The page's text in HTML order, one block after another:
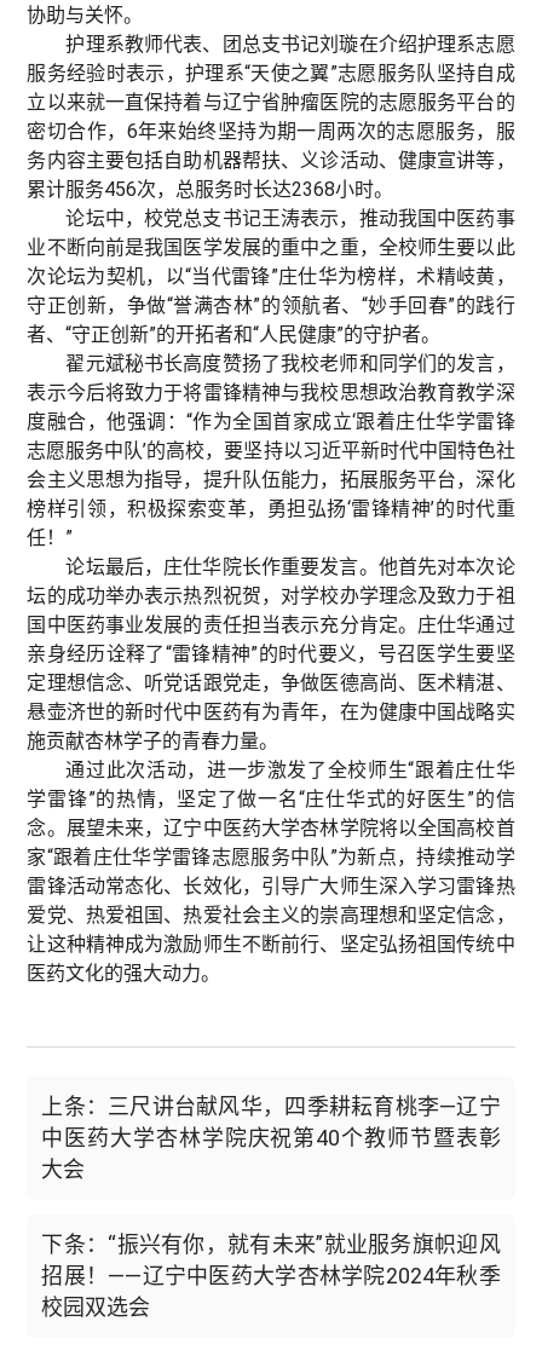
协助与关怀。
护理系教师代表、团总支书记刘璇在介绍护理系志愿
服务经验时表示，护理系“天使之翼”志愿服务队坚持自成
立以来就一直保持着与辽宁省肿瘤医院的志愿服务平台的
密切合作，6年来始终坚持为期一周两次的志愿服务，服
务内容主要包括自助机器帮扶、义诊活动、健康宣讲等，
累计服务456次，总服务时长达2368小时。
论坛中，校党总支书记王涛表示，推动我国中医药事
业不断向前是我国医学发展的重中之重，全校师生要以此
次论坛为契机，以“当代雷锋”庄仕华为榜样，术精岐黄，
守正创新，争做“誉满杏林”的领航者、“妙手回春”的践行
者、“守正创新”的开拓者和“人民健康”的守护者。
翟元斌秘书长高度赞扬了我校老师和同学们的发言，
表示今后将致力于将雷锋精神与我校思想政治教育教学深
度融合，他强调：“作为全国首家成立‘跟着庄仕华学雷锋
志愿服务中队’的高校，要坚持以习近平新时代中国特色社
会主义思想为指导，提升队伍能力，拓展服务平台，深化
榜样引领，积极探索变革，勇担弘扬‘雷锋精神’的时代重
任！”
论坛最后，庄仕华院长作重要发言。他首先对本次论
坛的成功举办表示热烈祝贺，对学校办学理念及致力于祖
国中医药事业发展的责任担当表示充分肯定。庄仕华通过
亲身经历诠释了“雷锋精神”的时代要义，号召医学生要坚
定理想信念、听党话跟党走，争做医德高尚、医术精湛、
悬壶济世的新时代中医药有为青年，在为健康中国战略实
施贡献杏林学子的青春力量。
通过此次活动，进一步激发了全校师生“跟着庄仕华
学雷锋”的热情，坚定了做一名“庄仕华式的好医生”的信
念。展望未来，辽宁中医药大学杏林学院将以全国高校首
家“跟着庄仕华学雷锋志愿服务中队”为新点，持续推动学
雷锋活动常态化、长效化，引导广大师生深入学习雷锋热
爱党、热爱祖国、热爱社会主义的崇高理想和坚定信念，
让这种精神成为激励师生不断前行、坚定弘扬祖国传统中
医药文化的强大动力。
上条：三尺讲台献风华，四季耕耘育桃李—辽宁
中医药大学杏林学院庆祝第40个教师节暨表彰
大会
下条：“振兴有你，就有未来”就业服务旗帜迎风
招展！——辽宁中医药大学杏林学院2024年秋季
校园双选会